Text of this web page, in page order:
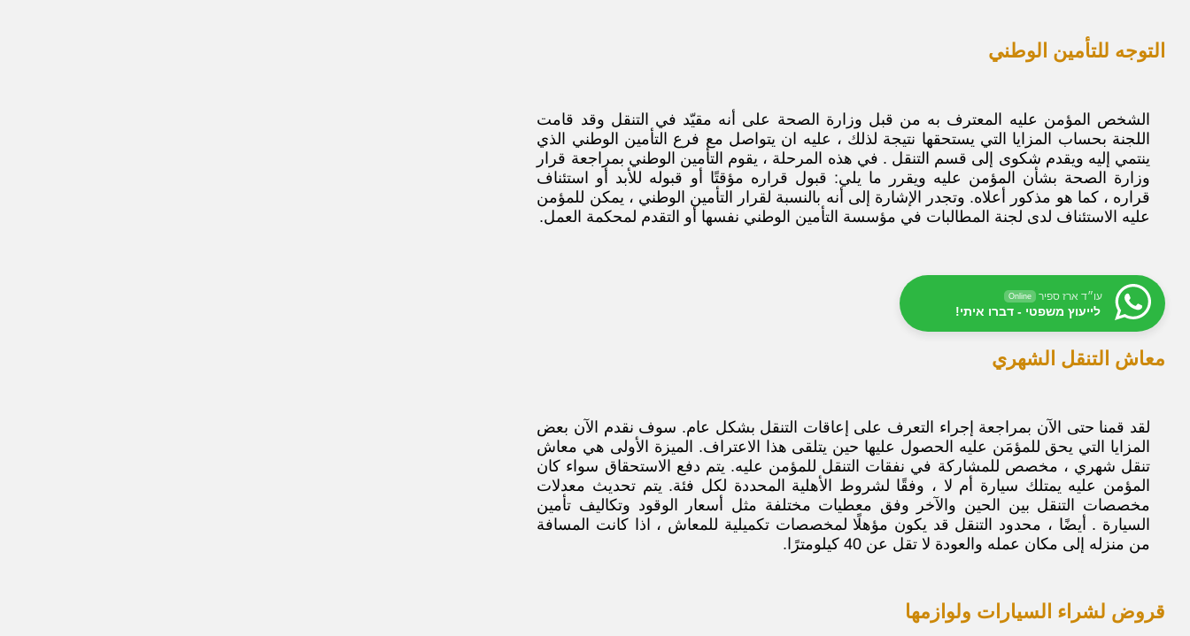
التوجه للتأمين الوطني
الشخص المؤمن عليه المعترف به من قبل وزارة الصحة على أنه مقيّد في التنقل وقد قامت
اللجنة بحساب المزايا التي يستحقها نتيجة لذلك ، عليه ان يتواصل مع فرع التأمين الوطني الذي
ينتمي إليه ويقدم شكوى إلى قسم التنقل . في هذه المرحلة ، يقوم التأمين الوطني بمراجعة قرار
وزارة الصحة بشأن المؤمن عليه ويقرر ما يلي: قبول قراره مؤقتًا أو قبوله للأبد أو استئناف
قراره ، كما هو مذكور أعلاه. وتجدر الإشارة إلى أنه بالنسبة لقرار التأمين الوطني ، يمكن للمؤمن
عليه الاستئناف لدى لجنة المطالبات في مؤسسة التأمين الوطني نفسها أو التقدم لمحكمة العمل.
עו״ד ארז ספיר Online
לייעוץ משפטי - דברו איתי!
معاش التنقل الشهري
لقد قمنا حتى الآن بمراجعة إجراء التعرف على إعاقات التنقل بشكل عام. سوف نقدم الآن بعض
المزايا التي يحق للمؤمَن عليه الحصول عليها حين يتلقى هذا الاعتراف. الميزة الأولى هي معاش
تنقل شهري ، مخصص للمشاركة في نفقات التنقل للمؤمن عليه. يتم دفع الاستحقاق سواء كان
المؤمن عليه يمتلك سيارة أم لا ، وفقًا لشروط الأهلية المحددة لكل فئة. يتم تحديث معدلات
مخصصات التنقل بين الحين والآخر وفق معطيات مختلفة مثل أسعار الوقود وتكاليف تأمين
السيارة . أيضًا ، محدود التنقل قد يكون مؤهلًا لمخصصات تكميلية للمعاش ، اذا كانت المسافة
من منزله إلى مكان عمله والعودة لا تقل عن 40 كيلومترًا.
قروض لشراء السيارات ولوازمها